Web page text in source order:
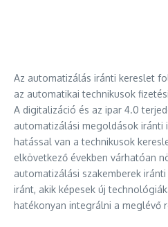
Az automatizálás iránti kereslet
az automatikai technikusok
A digitalizáció és az ipar 4.0
automatizálási megoldások iránti
hatással van a technikusok
elkövetkező években várhatóan
automatizálási szakemberek
iránt, akik képesek új
hatékonyan integrálni a meglévő